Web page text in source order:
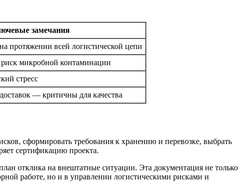
замечания
протяжении всей логистической цепи
микробной контаминации
стресс
— критичны для качества
сформировать требования к хранению и перевозке, выбрать
сертификацию проекта.
отклика на внештатные ситуации. Эта документация не только
работе, но и в управлении логистическими рисками и